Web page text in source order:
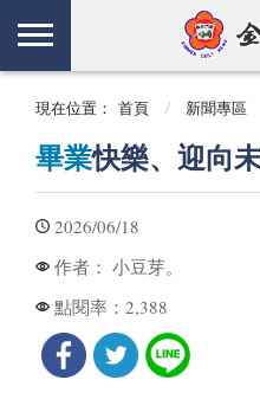
現在位置： 首頁 新聞專區
畢業快樂、迎向
2026/06/18
作者： 小豆芽。
點閱率： 2,388